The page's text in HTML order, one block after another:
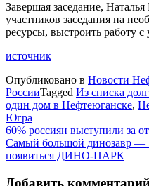
Завершая заседание,
участников заседания на
ресурсы, выстроить работу с
источник
Опубликовано в Новости
РоссииTagged Из списка
один дом в Нефтеюганске,
Югра
Навигация
по
60% россиян выступили за
Самый большой динозавр —
появиться ДИНО-ПАРК
Добавить